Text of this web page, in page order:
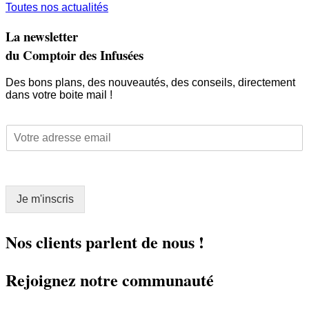
Toutes nos actualités
La newsletter
du Comptoir des Infusées
Des bons plans, des nouveautés, des conseils, directement
dans votre boite mail !
E
m
a
i
l
m
l
Je m'inscris
Nos clients parlent de nous !
Rejoignez notre communauté